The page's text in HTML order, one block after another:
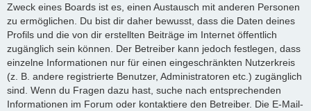
Zweck eines Boards ist es, einen Austausch mit anderen Personen
zu ermöglichen. Du bist dir daher bewusst, dass die Daten deines
Profils und die von dir erstellten Beiträge im Internet öffentlich
zugänglich sein können. Der Betreiber kann jedoch festlegen, dass
einzelne Informationen nur für einen eingeschränkten Nutzerkreis
(z. B. andere registrierte Benutzer, Administratoren etc.) zugänglich
sind. Wenn du Fragen dazu hast, suche nach entsprechenden
Informationen im Forum oder kontaktiere den Betreiber. Die E-Mail-